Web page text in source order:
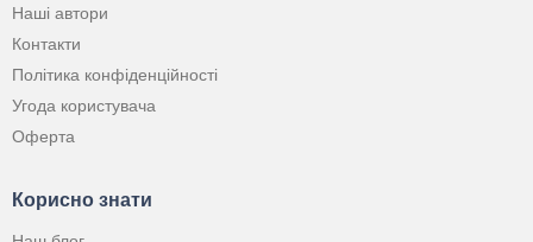
Наші автори
Контакти
Політика конфіденційності
Угода користувача
Оферта
Корисно знати